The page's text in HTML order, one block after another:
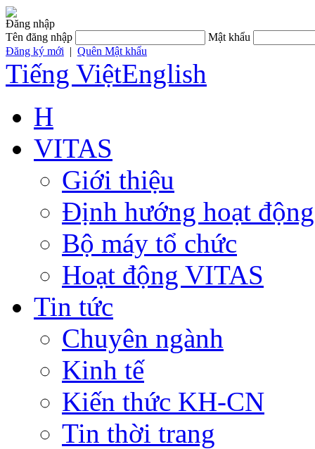
Đăng nhập
Tên đăng nhập
Mật khẩu
Đăng ký mới | Quên Mật khẩu
Tiếng ViệtEnglish
H
VITAS
Giới thiệu
Định hướng hoạt động
Bộ máy tổ chức
Hoạt động VITAS
Tin tức
Chuyên ngành
Kinh tế
Kiến thức KH-CN
Tin thời trang